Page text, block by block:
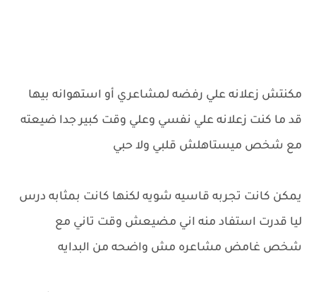
مكنتش زعلانه علي رفضه لمشاعري أو استهوانه بيها
قد ما كنت زعلانه علي نفسي وعلي وقت كبير جدا ضيعته
مع شخص ميستاهلش قلبي ولا حبي
يمكن كانت تجربه قاسيه شويه لكنها كانت بمثابه درس
ليا قدرت استفاد منه اني مضيعش وقت تاني مع
شخص غامض مشاعره مش واضحه من البدايه